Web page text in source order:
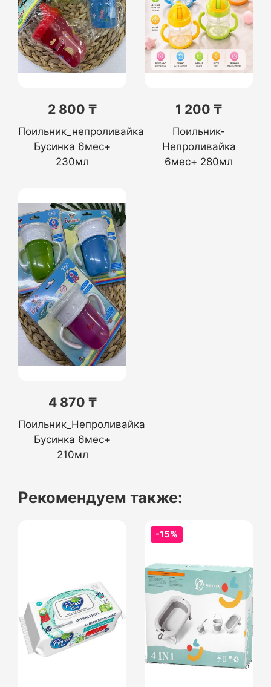
2 800 ₸
Поильник_непроливайка
Бусинка 6мес+
230мл
1 200 ₸
Поильник-
Непроливайка
6мес+ 280мл
4 870 ₸
Поильник_Непроливайка
Бусинка 6мес+
210мл
Рекомендуем также:
-15%